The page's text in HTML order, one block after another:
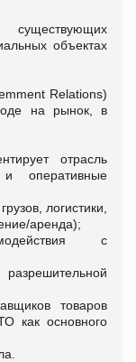
объектах
Relations)
на рынок, в
отрасль
и оперативные
логистики,
аренда);
с
товаров
как основного